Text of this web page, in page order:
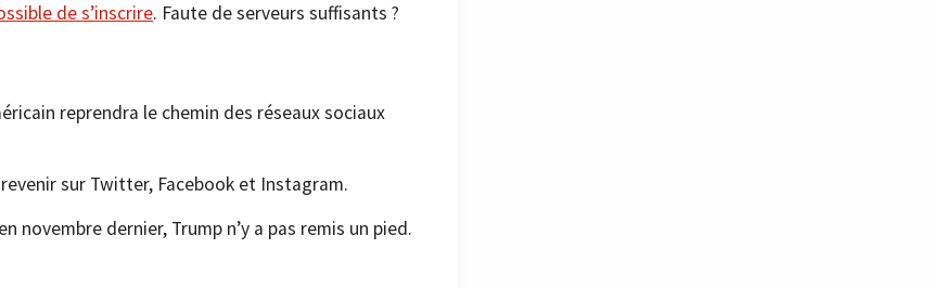
de s’inscrire. Faute de serveurs suffisants ?
reprendra le chemin des réseaux sociaux
sur Twitter, Facebook et Instagram.
novembre dernier, Trump n’y a pas remis un pied.